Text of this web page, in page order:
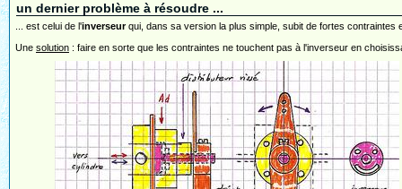
un dernier problème à résoudre ...
... est celui de l'inverseurqui, dans sa version la plus simple, subit de fortes contraintes
Une solution : faire en sorte que les contraintes ne touchent pas à l'inverseur en